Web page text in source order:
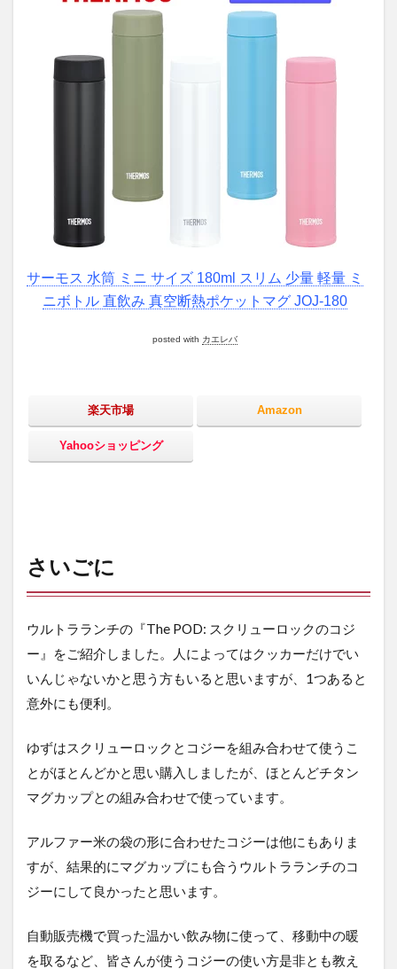
サーモス 水筒 ミニ サイズ 180ml スリム 少量 軽量 ミ
ニボトル 直飲み 真空断熱ポケットマグ JOJ-180
posted with カエレバ
楽天市場 Amazon
Yahooショッピング
さいごに
ウルトラランチの『The POD: スクリューロックのコジ
ー』をご紹介しました。人によってはクッカーだけでい
いんじゃないかと思う方もいると思いますが、1つあると
意外にも便利。
ゆずはスクリューロックとコジーを組み合わせて使うこ
とがほとんどかと思い購入しましたが、ほとんどチタン
マグカップとの組み合わせで使っています。
アルファー米の袋の形に合わせたコジーは他にもありま
すが、結果的にマグカップにも合うウルトラランチのコ
ジーにして良かったと思います。
自動販売機で買った温かい飲み物に使って、移動中の暖
を取るなど、皆さんが使うコジーの使い方是非とも教え